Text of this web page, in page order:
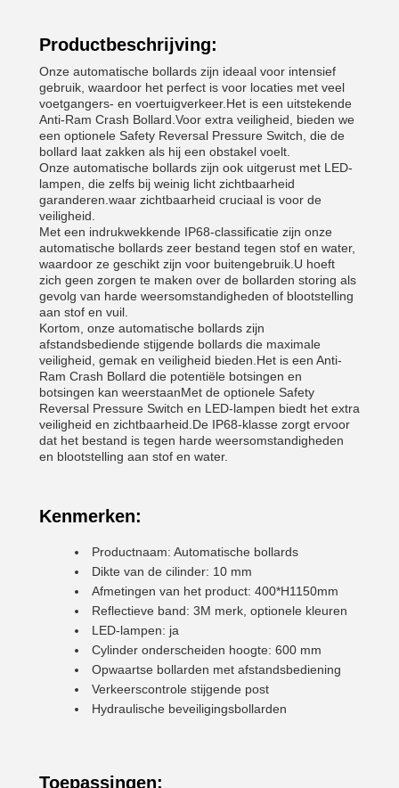
Productbeschrijving:
Onze automatische bollards zijn ideaal voor intensief
gebruik, waardoor het perfect is voor locaties met veel
voetgangers- en voertuigverkeer.Het is een uitstekende
Anti-Ram Crash Bollard.Voor extra veiligheid, bieden we
een optionele Safety Reversal Pressure Switch, die de
bollard laat zakken als hij een obstakel voelt.
Onze automatische bollards zijn ook uitgerust met LED-
lampen, die zelfs bij weinig licht zichtbaarheid
garanderen.waar zichtbaarheid cruciaal is voor de
veiligheid.
Met een indrukwekkende IP68-classificatie zijn onze
automatische bollards zeer bestand tegen stof en water,
waardoor ze geschikt zijn voor buitengebruik.U hoeft
zich geen zorgen te maken over de bollarden storing als
gevolg van harde weersomstandigheden of blootstelling
aan stof en vuil.
Kortom, onze automatische bollards zijn
afstandsbediende stijgende bollards die maximale
veiligheid, gemak en veiligheid bieden.Het is een Anti-
Ram Crash Bollard die potentiële botsingen en
botsingen kan weerstaanMet de optionele Safety
Reversal Pressure Switch en LED-lampen biedt het extra
veiligheid en zichtbaarheid.De IP68-klasse zorgt ervoor
dat het bestand is tegen harde weersomstandigheden
en blootstelling aan stof en water.
Kenmerken:
Productnaam: Automatische bollards
Dikte van de cilinder: 10 mm
Afmetingen van het product: 400*H1150mm
Reflectieve band: 3M merk, optionele kleuren
LED-lampen: ja
Cylinder onderscheiden hoogte: 600 mm
Opwaartse bollarden met afstandsbediening
Verkeerscontrole stijgende post
Hydraulische beveiligingsbollarden
Toepassingen: